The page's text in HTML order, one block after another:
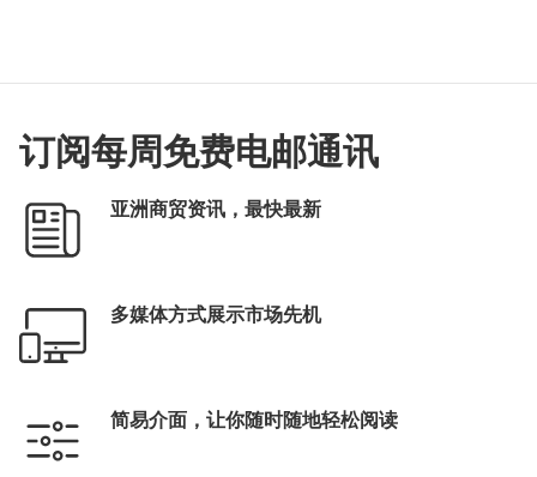
订阅每周免费电邮通讯
亚洲商贸资讯，最快最新
多媒体方式展示市场先机
简易介面，让你随时随地轻松阅读